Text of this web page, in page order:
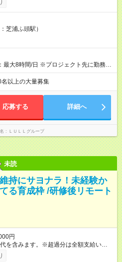
≪経験者の方は以下と
費＋各種手当 ※固定残業代（30時間/6
超過分は追加支給いたします 能力やス
定。経験者の方は前給考慮も可能で
与で還元しています。 実際にほぼ全員
だけ、収入アップも目指せる環境で
と異なる部分があります。 雇用形態：
与：月給 230,000円以上 上記額にはみ
※超過分は全額支給いたします。 みな
修期間中（最大12ヶ月間）も、試用期
芝浦ふ頭駅）
最大8時間/日 ※プロジェクト先に勤務時
平均残業時間：月10時間以内
以上の大量募集
応募する 詳細へ
ＬＵＬＬグループ
未読
持にサヨナラ！未経験か
る育成枠 /研修後リモート
円
を含みます。※超過分は全額支給いたし
円／月 みなし残業時間 12時間／月 -
≪経験者の方は以下と